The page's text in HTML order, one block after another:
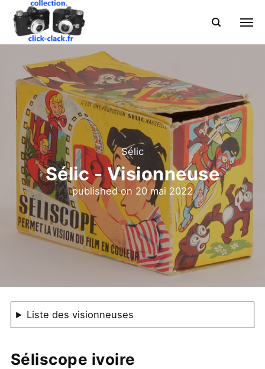
Sélic
Sélic - Visionneuse
published on 20 mai 2022
Liste des visionneuses
Séliscope ivoire